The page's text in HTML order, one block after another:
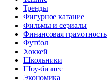
Тренды
Фигурное катание
Фильмы и сериалы
Финансовая грамотность
Футбол
Хоккей
Школьники
Шоу-бизнес
Экономика